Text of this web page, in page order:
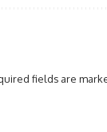
fields are